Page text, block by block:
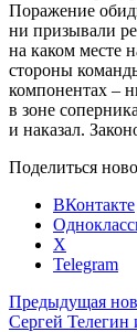
Поражение
ни призывали
на каком месте
стороны
компонентах –
в зоне
и наказал.
Поделиться
ВКонтакте
X
Telegram
Предыдущая
Сергей